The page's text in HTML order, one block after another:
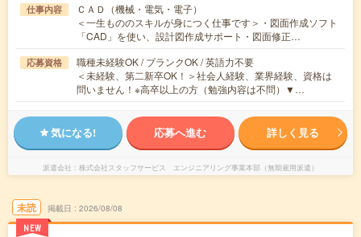
仕事内容
ＣＡＤ（機械・電気・電子）
＜一生もののスキルが身につく仕事です＞・図面作成ソフト
「CAD」を使い、設計図作成サポート・図面修正…
応募資格
職種未経験OK / ブランクOK / 英語力不要
＜未経験、第二新卒OK！＞社会人経験、業界経験、資格は
問いません！※高卒以上の方（勉強内容は不問）▼…
気になる! 応募へ進む 詳しく見る
派遣会社 株式会社スタッフサービス エンジニアリング事業本部（無期雇用派遣）
未読
NEW
掲載日 2026/08/08